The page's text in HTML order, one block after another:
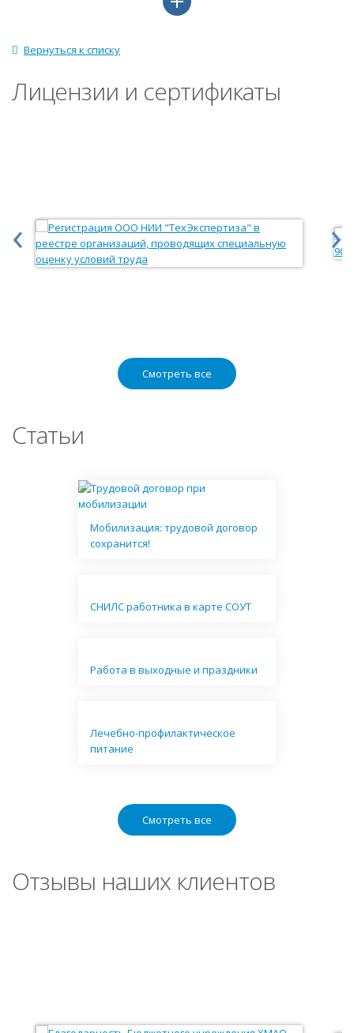
Вернуться к списку
Лицензии и сертификаты
‹ ›
Смотреть все
Статьи
Мобилизация: трудовой договор
сохранится!
СНИЛС работника в карте СОУТ
Работа в выходные и праздники
Лечебно-профилактическое
питание
Смотреть все
Отзывы наших клиентов